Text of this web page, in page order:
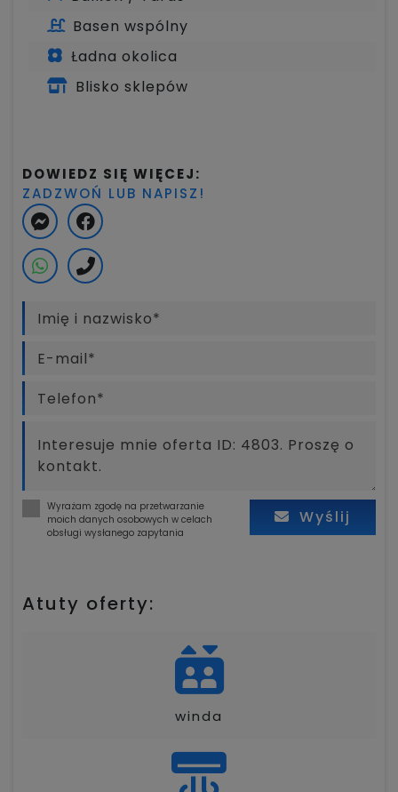
Basen wspólny
Ładna okolica
Blisko sklepów
DOWIEDZ SIĘ WIĘCEJ:
ZADZWOŃ LUB NAPISZ!
Wyrażam zgodę na przetwarzanie
moich danych osobowych w celach
obsługi wysłanego zapytania
Wyślij
Atuty oferty:
winda